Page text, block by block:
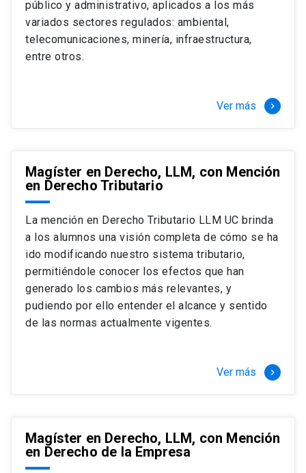
Si optas por la modalidad Full Time:
El LLM UC Full Time es una versión del programa
destinado principalmente a extranjeros, que permite
necesidades y expectativas profesionales, eligiendo
completamente al programa o compatibilizarás un
estudio intenso y exigente, con una muy baja carga
laboral, de marzo a noviembre, para dedicarte
completamente a la actividad de graduación de
diciembre a marzo.
2 cursos mínimos (10 créditos) Primer
semestre
+ 5 cursos a elección (50 créditos) Primer
semestre
+ 4 cursos a elección (40 créditos)
tres meses a tiempo completo (20
Juan Ignacio Piña Rochefort
Director Magíster en Derecho, LLM UC
público y administrativo, aplicados a los más
variados sectores regulados: ambiental,
telecomunicaciones, minería, infraestructura,
entre otros.
Ver más keyboard_arrow_right
Magíster en Derecho, LLM, con Mención
en Derecho Tributario
La mención en Derecho Tributario LLM UC brinda
a los alumnos una visión completa de cómo se ha
ido modificando nuestro sistema tributario,
permitiéndole conocer los efectos que han
generado los cambios más relevantes, y
pudiendo por ello entender el alcance y sentido
de las normas actualmente vigentes.
Ver más keyboard_arrow_right
Magíster en Derecho, LLM, con Mención
en Derecho de la Empresa